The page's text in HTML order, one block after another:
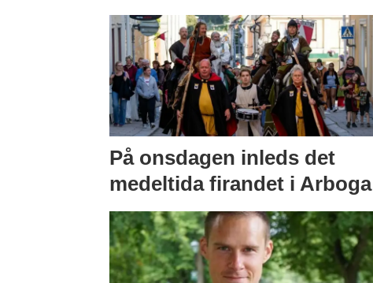
På onsdagen inleds det
medeltida firandet i Arboga